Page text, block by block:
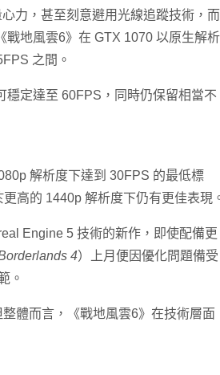
力，甚至刻意避用光線追蹤技術，而
地風雲6》在 GTX 1070 以原生解析
之間。
穩定達至 60FPS，同時仍保留相當不
解析度下達到 30FPS 的最低標
高的 1440p 解析度下仍有更佳表現
Engine 5 技術的新作，即使配備更
4）上月便因優化問題備受
。
體而言，《戰地風雲6》在技術層面